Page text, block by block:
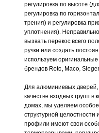
регулировка по высоте
регулировка по
трения) и регулировка
уплотнения).
вызвать перекос всего
ручки или создать
используем
брендов Roto, Maco,
Для алюминиевых дверей,
качестве входных групп в
домах, мы уделяем
структурной
профили имеют свои